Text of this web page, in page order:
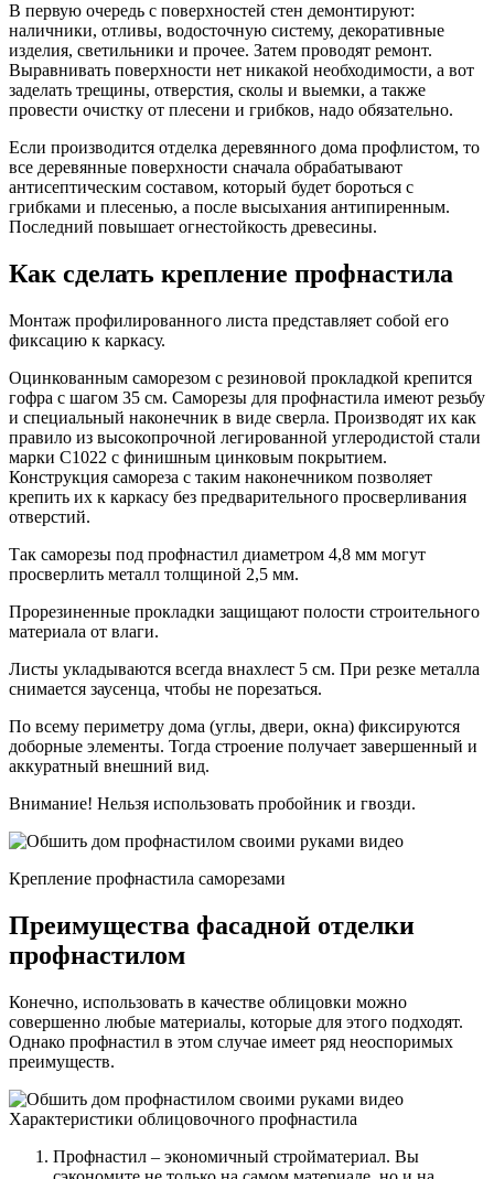
В первую очередь с поверхностей стен демонтируют:
наличники, отливы, водосточную систему, декоративные
изделия, светильники и прочее. Затем проводят ремонт.
Выравнивать поверхности нет никакой необходимости, а вот
заделать трещины, отверстия, сколы и выемки, а также
провести очистку от плесени и грибков, надо обязательно.
Если производится отделка деревянного дома профлистом, то
все деревянные поверхности сначала обрабатывают
антисептическим составом, который будет бороться с
грибками и плесенью, а после высыхания антипиренным.
Последний повышает огнестойкость древесины.
Как сделать крепление профнастила
Монтаж профилированного листа представляет собой его
фиксацию к каркасу.
Оцинкованным саморезом с резиновой прокладкой крепится
гофра с шагом 35 см. Саморезы для профнастила имеют резьбу
и специальный наконечник в виде сверла. Производят их как
правило из высокопрочной легированной углеродистой стали
марки С1022 с финишным цинковым покрытием.
Конструкция самореза с таким наконечником позволяет
крепить их к каркасу без предварительного просверливания
отверстий.
Так саморезы под профнастил диаметром 4,8 мм могут
просверлить металл толщиной 2,5 мм.
Прорезиненные прокладки защищают полости строительного
материала от влаги.
Листы укладываются всегда внахлест 5 см. При резке металла
снимается заусенца, чтобы не порезаться.
По всему периметру дома (углы, двери, окна) фиксируются
доборные элементы. Тогда строение получает завершенный и
аккуратный внешний вид.
Внимание! Нельзя использовать пробойник и гвозди.
Крепление профнастила саморезами
Преимущества фасадной отделки
профнастилом
Конечно, использовать в качестве облицовки можно
совершенно любые материалы, которые для этого подходят.
Однако профнастил в этом случае имеет ряд неоспоримых
преимуществ.
Характеристики облицовочного профнастила
Профнастил – экономичный стройматериал. Вы